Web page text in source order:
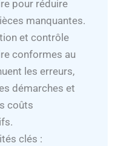
pour réduire
manquantes.
et contrôle
conformes au
les erreurs,
démarches et
coûts
clés :